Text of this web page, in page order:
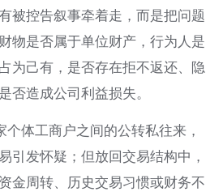
被控告叙事牵着走，而是把问题
物是否属于单位财产，行为人是
为己有，是否存在拒不返还、隐
否造成公司利益损失。
体工商户之间的公转私往来，
引发怀疑；但放回交易结构中，
金周转、历史交易习惯或财务不